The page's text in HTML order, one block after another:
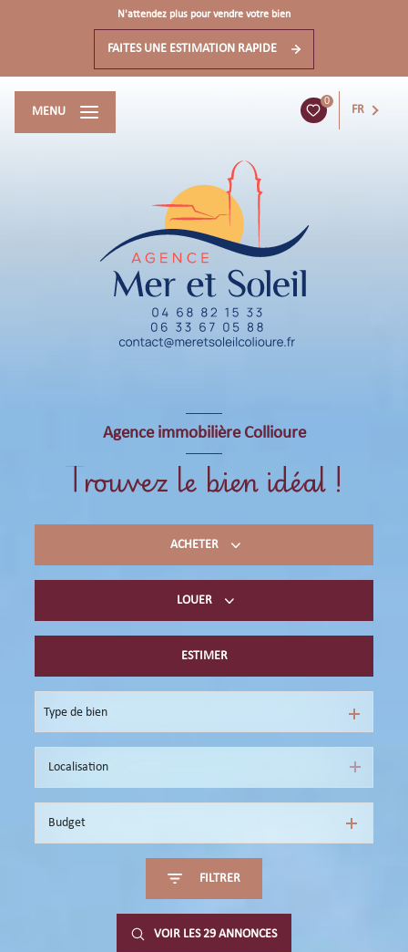
N'attendez plus pour vendre votre bien
FAITES UNE ESTIMATION RAPIDE
0
FR
MENU
Agence immobilière Collioure
Trouvez le bien idéal !
ACHETER
Acheter du résidentielLOUER
ESTIMER
Type de bien
Budget
FILTRER
VOIR LES29 ANNONCES